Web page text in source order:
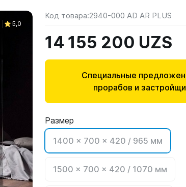
5,0
Код товара:2940-000 AD AR PLUS
14 155 200 UZS
Специальные
прорабов и
Размер
1400 x 700 x 420 / 965 мм
1500 x 700 x 420 / 1070 мм